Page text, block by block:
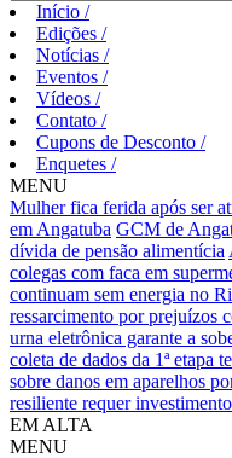
Início /
Edições /
Notícias /
Eventos /
Vídeos /
Contato /
Cupons de Desconto /
Enquetes /
MENU
Mulher fica ferida após ser
em Angatuba GCM de
dívida de pensão alimentícia
colegas com faca em
continuam sem energia no
ressarcimento por prejuízos
urna eletrônica garante a
coleta de dados da 1ª etapa
sobre danos em aparelhos
resiliente requer
EM ALTA
MENU